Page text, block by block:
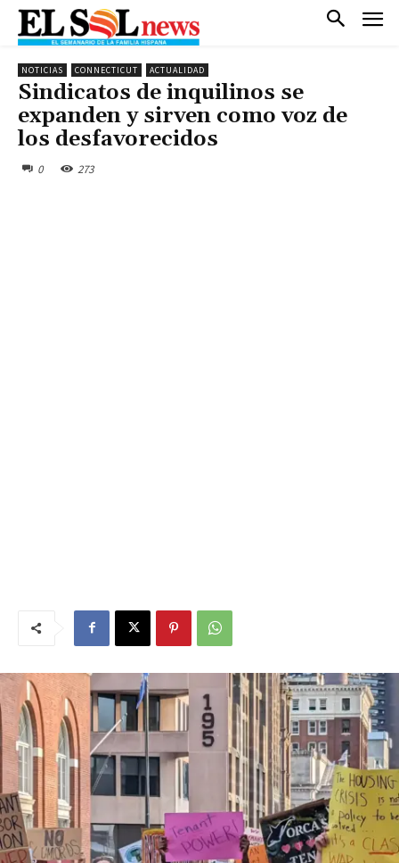
NOTICIAS CONNECTICUT ACTUALIDAD
Sindicatos de inquilinos se
expanden y sirven como voz de
los desfavorecidos
0 273